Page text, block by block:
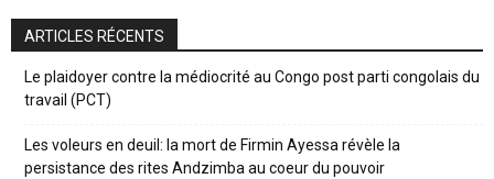
ARTICLES RÉCENTS
Le plaidoyer contre la médiocrité au Congo post parti congolais du
travail (PCT)
Les voleurs en deuil: la mort de Firmin Ayessa révèle la
persistance des rites Andzimba au coeur du pouvoir